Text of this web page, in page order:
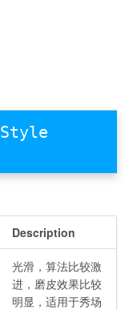
Description
光滑，算法比较激
进，磨皮效果比较
明显，适用于秀场